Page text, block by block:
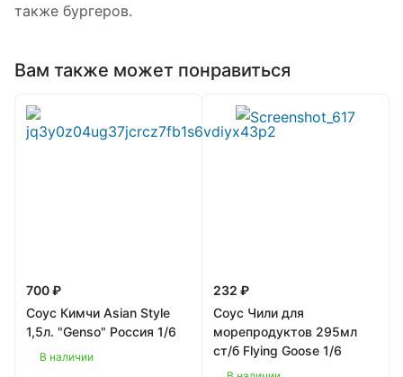
также бургеров.
Вам также может понравиться
700 ₽
Соус Кимчи Asian Style
1,5л. "Genso" Россия 1/6
В наличии
232 ₽
Соус Чили для
морепродуктов 295мл
ст/б Flying Goose 1/6